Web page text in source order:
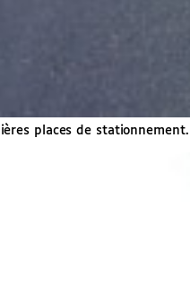
places de